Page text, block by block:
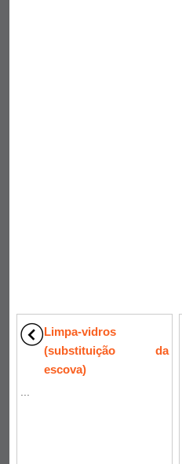
Limpa-vidros
(substituição da
escova)